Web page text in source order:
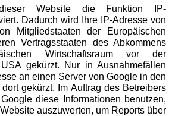
Website die Funktion IP-
Dadurch wird Ihre IP-Adresse von
Mitgliedstaaten der Europäischen
Vertragsstaaten des Abkommens
Wirtschaftsraum vor der
gekürzt. Nur in Ausnahmefällen
an einen Server von Google in den
gekürzt. Im Auftrag des Betreibers
diese Informationen benutzen,
auszuwerten, um Reports über